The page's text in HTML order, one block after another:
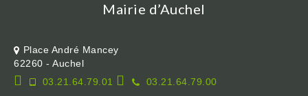
Mairie d’Auchel
Place André Mancey
62260 - Auchel
03.21.64.79.01
03.21.64.79.00